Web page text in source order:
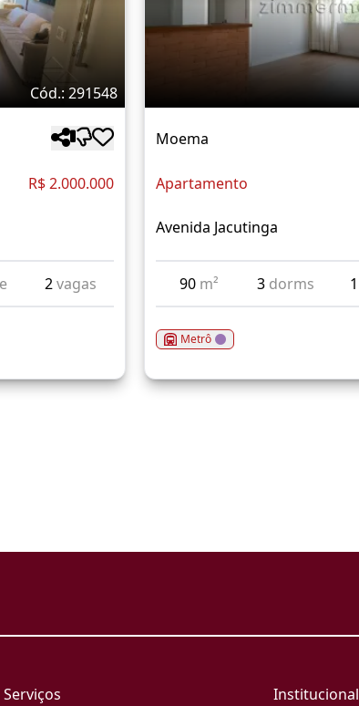
Cód.: 291548
R$ 2.000.000
2vagas
Moema
Apartamento
Avenida Jacutinga
90 m² 3 dorms 1
Metrô
Serviços
Institucional